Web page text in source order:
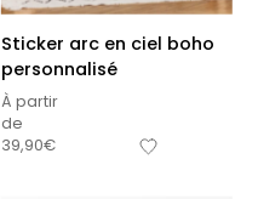
Sticker arc en ciel boho
personnalisé
À partir
de
39,90€